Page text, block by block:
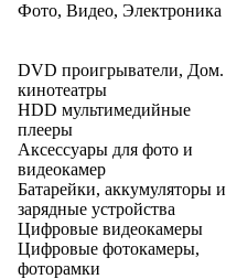
Фото, Видео, Электроника
DVD проигрыватели, Дом.
кинотеатры
HDD мультимедийные
плееры
Аксессуары для фото и
видеокамер
Батарейки, аккумуляторы и
зарядные устройства
Цифровые видеокамеры
Цифровые фотокамеры,
фоторамки